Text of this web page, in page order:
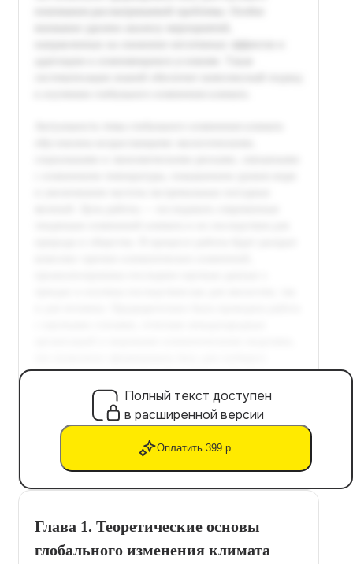
Полный текст доступен
в расширенной версии
Оплатить 399 р.
Глава 1. Теоретические основы
глобального изменения климата